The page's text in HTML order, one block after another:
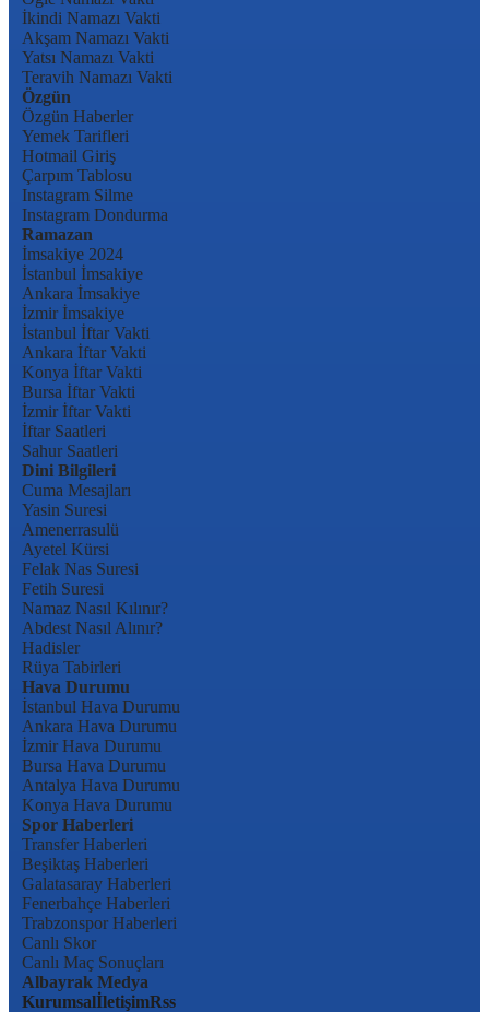
İkindi Namazı Vakti
Akşam Namazı Vakti
Yatsı Namazı Vakti
Teravih Namazı Vakti
Özgün
Özgün Haberler
Yemek Tarifleri
Hotmail Giriş
Çarpım Tablosu
Instagram Silme
Instagram Dondurma
Ramazan
İmsakiye 2024
İstanbul İmsakiye
Ankara İmsakiye
İzmir İmsakiye
İstanbul İftar Vakti
Ankara İftar Vakti
Konya İftar Vakti
Bursa İftar Vakti
İzmir İftar Vakti
İftar Saatleri
Sahur Saatleri
Dini Bilgileri
Cuma Mesajları
Yasin Suresi
Amenerrasulü
Ayetel Kürsi
Felak Nas Suresi
Fetih Suresi
Namaz Nasıl Kılınır?
Abdest Nasıl Alınır?
Hadisler
Rüya Tabirleri
Hava Durumu
İstanbul Hava Durumu
Ankara Hava Durumu
İzmir Hava Durumu
Bursa Hava Durumu
Antalya Hava Durumu
Konya Hava Durumu
Spor Haberleri
Transfer Haberleri
Beşiktaş Haberleri
Galatasaray Haberleri
Fenerbahçe Haberleri
Trabzonspor Haberleri
Canlı Skor
Canlı Maç Sonuçları
Albayrak Medya
KurumsalİletişimRss